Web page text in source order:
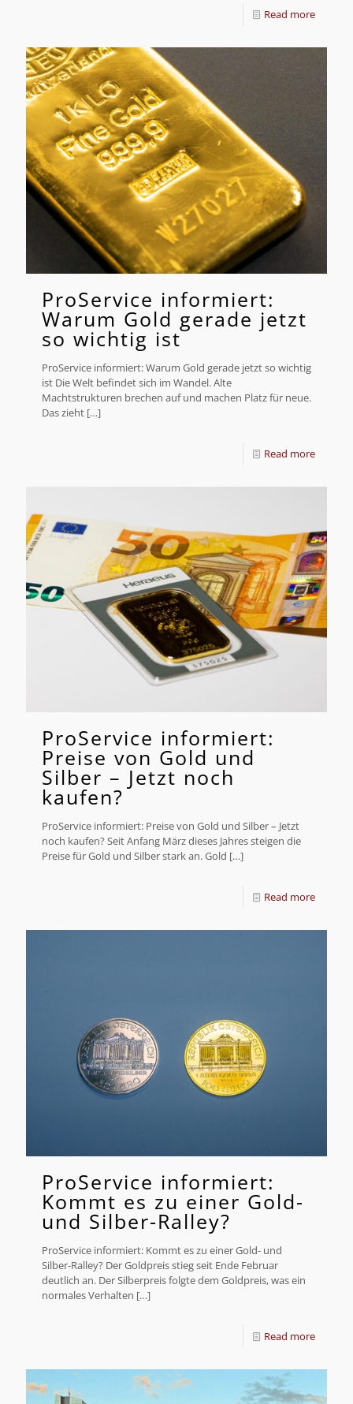
Read more
ProService informiert:
Warum Gold gerade jetzt
so wichtig ist
ProService informiert: Warum Gold gerade jetzt so wichtig
ist Die Welt befindet sich im Wandel. Alte
Machtstrukturen brechen auf und machen Platz für neue.
Das zieht […]
Read more
ProService informiert:
Preise von Gold und
Silber – Jetzt noch
kaufen?
ProService informiert: Preise von Gold und Silber – Jetzt
noch kaufen? Seit Anfang März dieses Jahres steigen die
Preise für Gold und Silber stark an. Gold […]
Read more
ProService informiert:
Kommt es zu einer Gold-
und Silber-Ralley?
ProService informiert: Kommt es zu einer Gold- und
Silber-Ralley? Der Goldpreis stieg seit Ende Februar
deutlich an. Der Silberpreis folgte dem Goldpreis, was ein
normales Verhalten […]
Read more